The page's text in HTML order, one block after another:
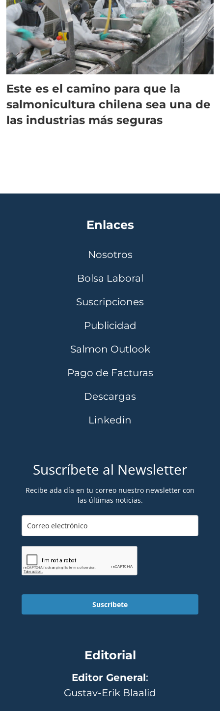
Este es el camino para que la
salmonicultura chilena sea una de
las industrias más seguras
Enlaces
Nosotros
Bolsa Laboral
Suscripciones
Publicidad
Salmon Outlook
Pago de Facturas
Descargas
Linkedin
Suscríbete al Newsletter
Recibe ada día en tu correo nuestro newsletter con
las últimas noticias.
Suscríbete
Editorial
Editor General:
Gustav-Erik Blaalid